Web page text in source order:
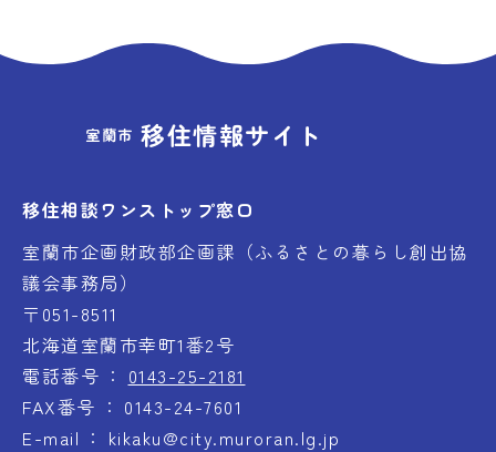
室蘭市 移住情報サイト
移住相談ワンストップ窓口
室蘭市企画財政部企画課（ふるさとの暮らし創出協
議会事務局）
〒051-8511
北海道室蘭市幸町1番2号
電話番号
0143-25-2181
FAX番号
0143-24-7601
E-mail
kikaku@city.muroran.lg.jp